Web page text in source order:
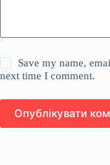
Save my name,
next time I comment.
Опублікувати